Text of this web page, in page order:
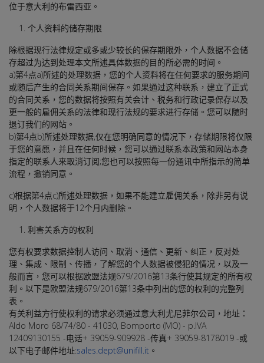
位于意大利的布雷西亚。
个人资料的储存期限
除根据现行法律规定或多或少较长的保存期限外，个人数据不会储
存超过为达到处理本文所述具体数据的目的所必需的时间。
a)第4点a)所述的处理数据，您的个人资料将在任何要求的服务期间
或随后产生的合同关系期间保存。如果通过这种联系，建立了正式
的合同关系，您的数据将按照有关会计、税务和行政记录保存以及
更一般的雇佣关系的法律和现行法规的要求进行存储。您可以随时
退订我们的网站。
b)第4点b)所述处理数据,仅在您明确同意的情况下，存储期限将仅限
于您的意愿，并且在任何时候，您可以通过联系本政策和网站本身
指定的联系人来取消订阅;您也可以按照每一份通讯中所指示的简单
流程，撤销同意。
c)根据第4点c)所述处理数据，如果不能建立雇佣关系，除非另有说
明，个人数据将于12个月内删除。
利害关系方的权利
您有权要求数据控制人访问、取消、通信、更新、纠正，反对处
理、集成、限制、传播，了解您的个人数据被侵犯的情况，以及一
般而言，您可以根据欧盟法规679/2016第13条行使其规定的所有权
利。以下是欧盟法规679/2016第13条中列出的您的权利的完整列
表。
有关利益方行使权利的请求必须通过意大利尤尼菲尔公司，地址：
Aldo Moro 68/74/80 - 41030, Bomporto (MO) - p.IVA
12409130155 -电话+ 39059-909928 -传真+ 39059-8178019 -或
以下电子邮件地址:sales.dept@unifill.it 。